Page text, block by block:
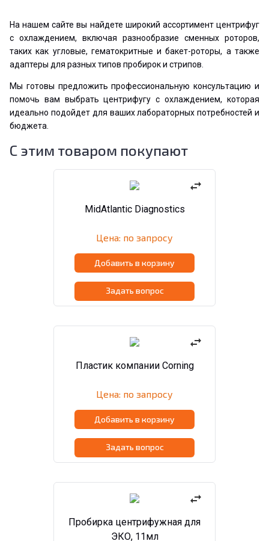
На нашем сайте вы найдете широкий ассортимент центрифуг
с охлаждением, включая разнообразие сменных роторов,
таких как угловые, гематокритные и бакет-роторы, а также
адаптеры для разных типов пробирок и стрипов.
Мы готовы предложить профессиональную консультацию и
помочь вам выбрать центрифугу с охлаждением, которая
идеально подойдет для ваших лабораторных потребностей и
бюджета.
С этим товаром покупают
swap_horiz
MidAtlantic Diagnostics
Цена: по запросу
Добавить в корзину
Задать вопрос
swap_horiz
Пластик компании Corning
Цена: по запросу
Добавить в корзину
Задать вопрос
swap_horiz
Пробирка центрифужная для
ЭКО, 11мл